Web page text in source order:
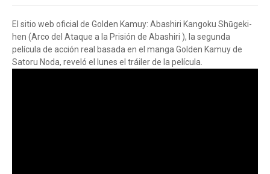
El sitio web oficial de Golden Kamuy: Abashiri Kangoku Shūgeki-
hen (Arco del Ataque a la Prisión de Abashiri ), la segunda
película de acción real basada en el manga Golden Kamuy de
Satoru Noda, reveló el lunes el tráiler de la película.